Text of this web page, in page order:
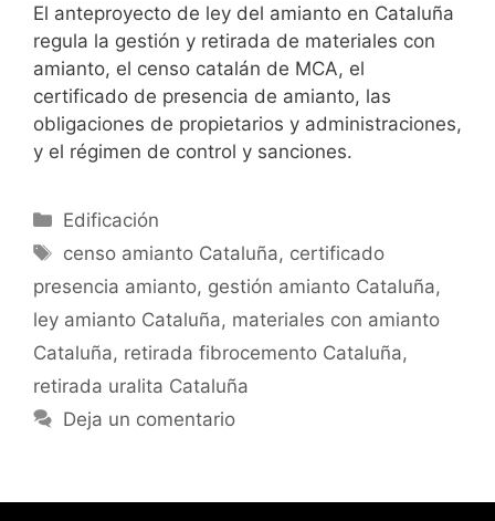
El anteproyecto de ley del amianto en Cataluña
regula la gestión y retirada de materiales con
amianto, el censo catalán de MCA, el
certificado de presencia de amianto, las
obligaciones de propietarios y administraciones,
y el régimen de control y sanciones.
Categorías
Edificación
Etiquetas
censo amianto Cataluña, certificado
presencia amianto, gestión amianto Cataluña,
ley amianto Cataluña, materiales con amianto
Cataluña, retirada fibrocemento Cataluña,
retirada uralita Cataluña
Deja un comentario